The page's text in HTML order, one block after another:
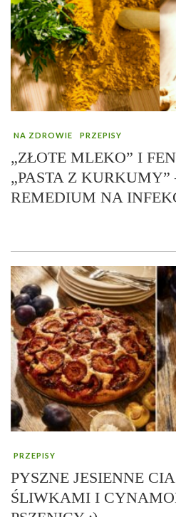
NA ZDROWIE PRZEPISY
„ZŁOTE MLEKO” I
„PASTA Z
REMEDIUM NA
PRZEPISY
PYSZNE JESIENNE
ŚLIWKAMI I